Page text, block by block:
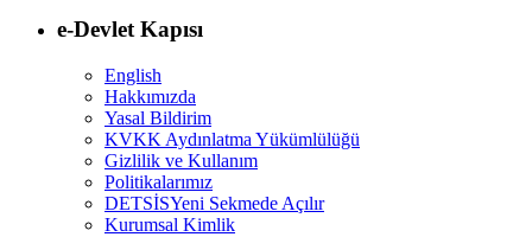
e-Devlet Kapısı
English
Hakkımızda
Yasal Bildirim
KVKK Aydınlatma Yükümlülüğü
Gizlilik ve Kullanım
Politikalarımız
DETSİSYeni Sekmede Açılır
Kurumsal Kimlik